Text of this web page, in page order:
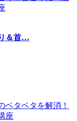
＆首…